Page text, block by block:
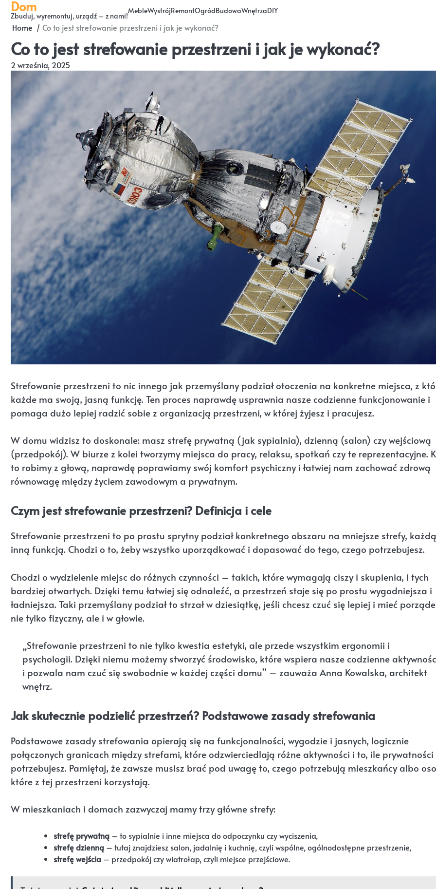
Skip
content
Dom
Zbuduj, wyremontuj, urządź – z nami!
MebleWystrójRemontOgródBudowaWnętrzaDIY
Home Co to jest strefowanie przestrzeni i jak je wykonać?
Co to jest strefowanie przestrzeni i jak je wykonać?
2 września, 2025
Strefowanie przestrzeni to nic innego jak przemyślany podział otoczenia na konkretne miejsca, z
każde ma swoją, jasną funkcję. Ten proces naprawdę usprawnia nasze codzienne funkcjonowanie i
pomaga dużo lepiej radzić sobie z organizacją przestrzeni, w której żyjesz i pracujesz.
W domu widzisz to doskonale: masz strefę prywatną (jak sypialnia), dzienną (salon) czy wejściową
(przedpokój). W biurze z kolei tworzymy miejsca do pracy, relaksu, spotkań czy te reprezentacyjne.
to robimy z głową, naprawdę poprawiamy swój komfort psychiczny i łatwiej nam zachować zdrową
równowagę między życiem zawodowym a prywatnym.
Czym jest strefowanie przestrzeni? Definicja i cele
Strefowanie przestrzeni to po prostu sprytny podział konkretnego obszaru na mniejsze strefy,
inną funkcją. Chodzi o to, żeby wszystko uporządkować i dopasować do tego, czego potrzebujesz.
Chodzi o wydzielenie miejsc do różnych czynności – takich, które wymagają ciszy i skupienia, i tych
bardziej otwartych. Dzięki temu łatwiej się odnaleźć, a przestrzeń staje się po prostu wygodniejsza i
ładniejsza. Taki przemyślany podział to strzał w dziesiątkę, jeśli chcesz czuć się lepiej i mieć
nie tylko fizyczny, ale i w głowie.
„Strefowanie przestrzeni to nie tylko kwestia estetyki, ale przede wszystkim ergonomii i
psychologii. Dzięki niemu możemy stworzyć środowisko, które wspiera nasze codzienne
i pozwala nam czuć się swobodnie w każdej części domu” – zauważa Anna Kowalska, architekt
wnętrz.
Jak skutecznie podzielić przestrzeń? Podstawowe zasady strefowania
Podstawowe zasady strefowania opierają się na funkcjonalności, wygodzie i jasnych, logicznie
połączonych granicach między strefami, które odzwierciedlają różne aktywności i to, ile prywatności
potrzebujesz. Pamiętaj, że zawsze musisz brać pod uwagę to, czego potrzebują mieszkańcy albo
które z tej przestrzeni korzystają.
W mieszkaniach i domach zazwyczaj mamy trzy główne strefy:
strefę prywatną – to sypialnie i inne miejsca do odpoczynku czy wyciszenia,
strefę dzienną – tutaj znajdziesz salon, jadalnię i kuchnię, czyli wspólne, ogólnodostępne przestrzenie,
strefę wejścia – przedpokój czy wiatrołap, czyli miejsce przejściowe.